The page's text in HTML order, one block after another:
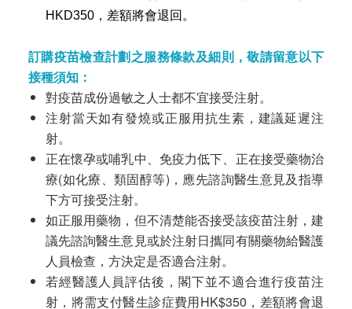
HKD350，差額將會退回。
訂購疫苗檢查計劃之服務條款及細則，敬請留意以下
接種須知：
對疫苗成份過敏之人士都不宜接受注射。
注射當天如有發燒或正服用抗生素，建議延遲注
射。
正在懷孕或哺乳中、免疫力低下、正在接受藥物治
療(如化療、類固醇等)，應先諮詢醫生意見及指導
下方可接受注射。
如正服用藥物，但不清楚能否接受該疫苗注射，建
議先諮詢醫生意見或於注射日攜同有關藥物給醫護
人員檢查，方決定是否適合注射。
若經醫護人員評估後，閣下並不適合進行疫苗注
射，將需支付醫生診症費用HK$350，差額將會退